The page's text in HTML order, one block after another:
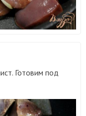
Готовим под